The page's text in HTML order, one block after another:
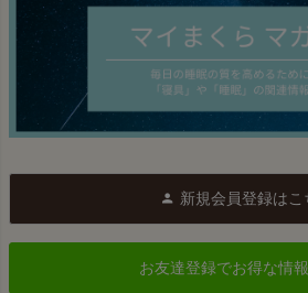
新規会員登録はこ
お友達登録でお得な情